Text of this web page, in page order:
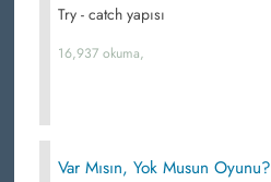
Try - catch yapısı
16,937 okuma,
Var Mısın, Yok Musun Oyunu?